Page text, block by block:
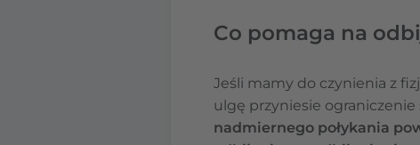
Co pomaga na
Jeśli mamy do czynienia z
ulgę przyniesie ograniczenie
nadmiernego połykania